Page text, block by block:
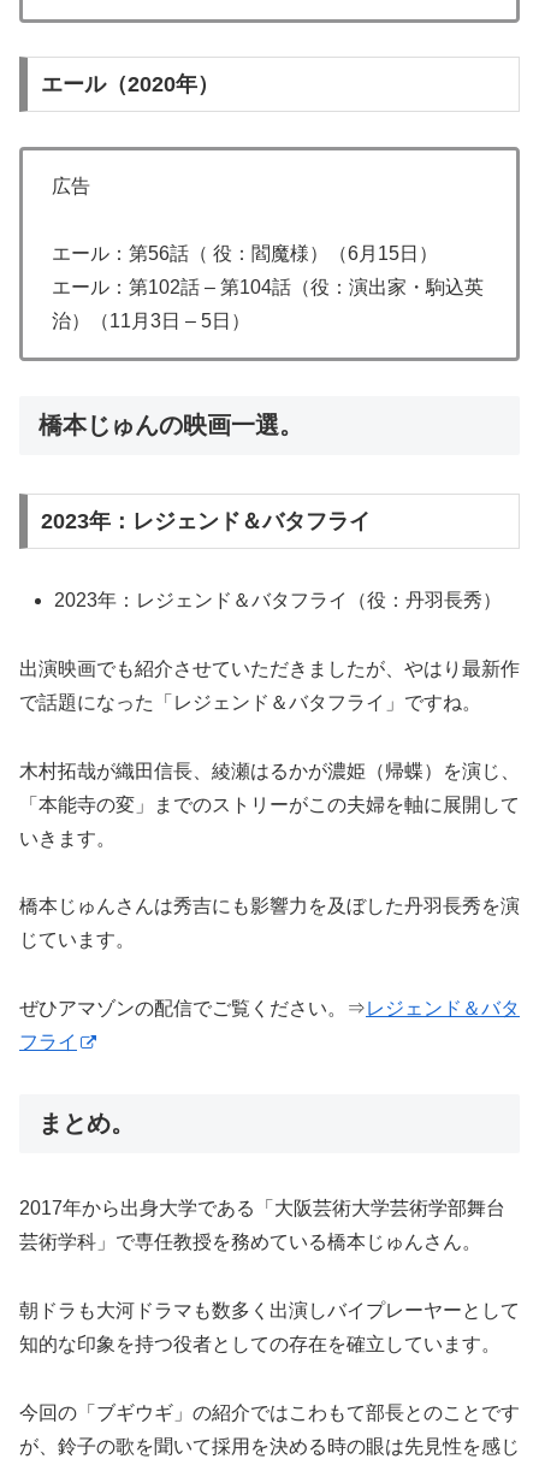
エール（2020年）
広告
エール：第56話（ 役：閻魔様）（6月15日）
エール：第102話 – 第104話（役：演出家・駒込英
治）（11月3日 – 5日）
橋本じゅんの映画一選。
2023年：レジェンド＆バタフライ
2023年：レジェンド＆バタフライ（役：丹羽長秀）
出演映画でも紹介させていただきましたが、やはり最新作
で話題になった「レジェンド＆バタフライ」ですね。
木村拓哉が織田信長、綾瀬はるかが濃姫（帰蝶）を演じ、
「本能寺の変」までのストリーがこの夫婦を軸に展開して
いきます。
橋本じゅんさんは秀吉にも影響力を及ぼした丹羽長秀を演
じています。
ぜひアマゾンの配信でご覧ください。⇒レジェンド＆バタ
フライ
まとめ。
2017年から出身大学である「大阪芸術大学芸術学部舞台
芸術学科」で専任教授を務めている橋本じゅんさん。
朝ドラも大河ドラマも数多く出演しバイプレーヤーとして
知的な印象を持つ役者としての存在を確立しています。
今回の「ブギウギ」の紹介ではこわもて部長とのことです
が、鈴子の歌を聞いて採用を決める時の眼は先見性を感じ